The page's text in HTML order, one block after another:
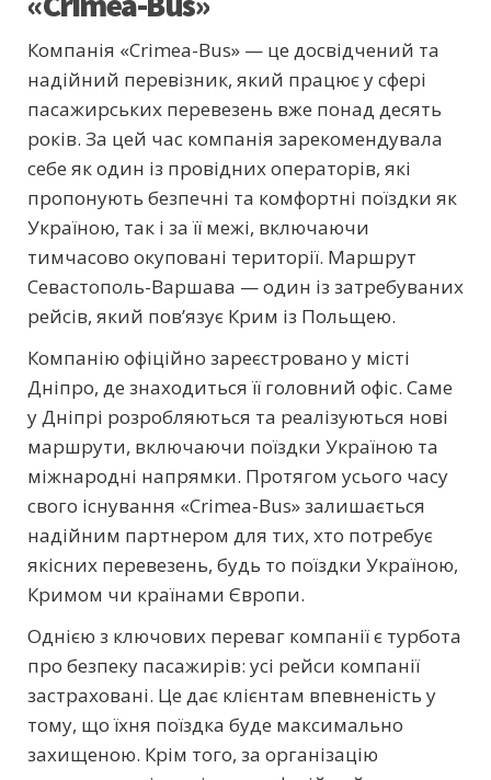
Компанія «Crimea-Bus» — це досвідчений та
надійний перевізник, який працює у сфері
пасажирських перевезень вже понад десять
років. За цей час компанія зарекомендувала
себе як один із провідних операторів, які
пропонують безпечні та комфортні поїздки як
Україною, так і за її межі, включаючи
тимчасово окуповані території. Маршрут
Севастополь-Варшава — один із затребуваних
рейсів, який пов’язує Крим із Польщею.
Компанію офіційно зареєстровано у місті
Дніпро, де знаходиться її головний офіс. Саме
у Дніпрі розробляються та реалізуються нові
маршрути, включаючи поїздки Україною та
міжнародні напрямки. Протягом усього часу
свого існування «Crimea-Bus» залишається
надійним партнером для тих, хто потребує
якісних перевезень, будь то поїздки Україною,
Кримом чи країнами Європи.
Однією з ключових переваг компанії є турбота
про безпеку пасажирів: усі рейси компанії
застраховані. Це дає клієнтам впевненість у
тому, що їхня поїздка буде максимально
захищеною. Крім того, за організацію